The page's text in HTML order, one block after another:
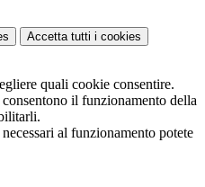
Accetta tutti i cookies
quali cookie consentire.
il funzionamento della
al funzionamento potete